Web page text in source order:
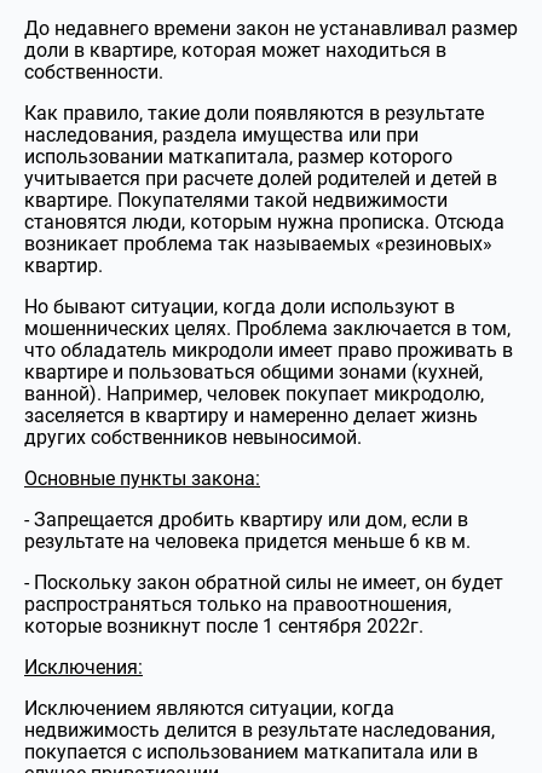
До недавнего времени закон не устанавливал размер
доли в квартире, которая может находиться в
собственности.
Как правило, такие доли появляются в результате
наследования, раздела имущества или при
использовании маткапитала, размер которого
учитывается при расчете долей родителей и детей в
квартире. Покупателями такой недвижимости
становятся люди, которым нужна прописка. Отсюда
возникает проблема так называемых «резиновых»
квартир.
Но бывают ситуации, когда доли используют в
мошеннических целях. Проблема заключается в том,
что обладатель микродоли имеет право проживать в
квартире и пользоваться общими зонами (кухней,
ванной). Например, человек покупает микродолю,
заселяется в квартиру и намеренно делает жизнь
других собственников невыносимой.
Основные пункты закона:
- Запрещается дробить квартиру или дом, если в
результате на человека придется меньше 6 кв м.
- Поскольку закон обратной силы не имеет, он будет
распространяться только на правоотношения,
которые возникнут после 1 сентября 2022г.
Исключения:
Исключением являются ситуации, когда
недвижимость делится в результате наследования,
покупается с использованием маткапитала или в